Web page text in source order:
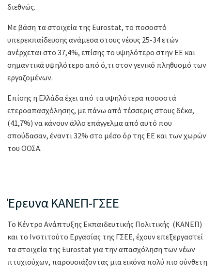
διεθνώς.
Με βάση τα στοιχεία της Εurostat, το ποσοστό
υπερεκπαίδευσης ανάμεσα στους νέους 25-34 ετών
ανέρχεται στο 37,4%, επίσης το υψηλότερο στην ΕΕ και
σημαντικά υψηλότερο από ό,τι στον γενικό πληθυσμό των
εργαζομένων.
Επίσης η Ελλάδα έχει από τα υψηλότερα ποσοστά
ετεροαπασχόλησης, με πάνω από τέσσερις στους δέκα,
(41,7%) να κάνουν άλλο επάγγελμα από αυτό που
σπούδασαν, έναντι 32% στο μέσο όρ της ΕΕ και των χωρών
του ΟΟΣΑ.
Έρευνα ΚΑΝΕΠ-ΓΣΕΕ
Το Κέντρο Ανάπτυξης Εκπαιδευτικής Πολιτικής (ΚΑΝΕΠ)
και το Ινστιτούτο Εργασίας της ΓΣΕΕ, έχουν επεξεργαστεί
τα στοιχεία της Eurostat για την απασχόληση των νέων
πτυχιούχων, παρουσιάζοντας μια εικόνα πολύ πιο σύνθετη